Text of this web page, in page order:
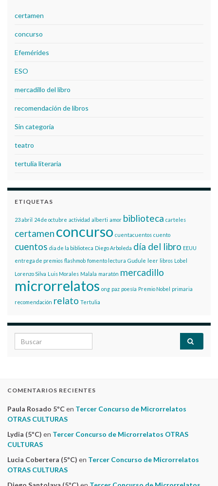
certamen
concurso
Efemérides
ESO
mercadillo del libro
recomendación de libros
Sin categoría
teatro
tertulia literaria
ETIQUETAS
23 abril 24 de octubre actividad alberti amor biblioteca carteles
certamen concurso cuentacuentos cuento
cuentos dia de la biblioteca Diego Arboleda día del libro EEUU
entrega de premios flashmob fomento lectura Gudule leer libros Lobel
Lorenzo Silva Luis Morales Malala maratón mercadillo
microrrelatos ong paz poesía Premio Nobel primaria
recomendación relato Tertulia
Search for:
COMENTARIOS RECIENTES
Paula Rosado 5ºCen Tercer Concurso de Microrrelatos
OTRAS CULTURAS
Lydia (5ºC) en Tercer Concurso de Microrrelatos OTRAS
CULTURAS
Lucia Cobertera (5ºC) en Tercer Concurso de Microrrelatos
OTRAS CULTURAS